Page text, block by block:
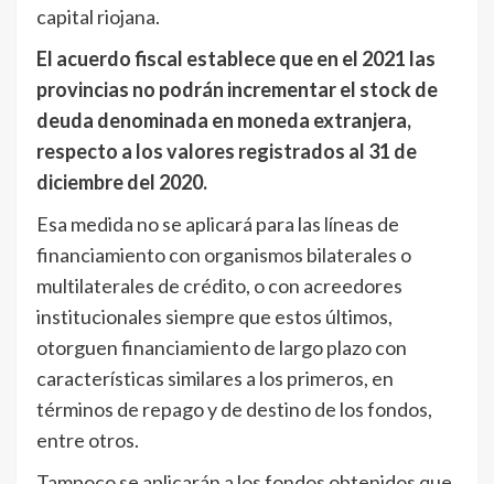
capital riojana.
El acuerdo fiscal establece que en el 2021 las
provincias no podrán incrementar el stock de
deuda denominada en moneda extranjera,
respecto a los valores registrados al 31 de
diciembre del 2020.
Esa medida no se aplicará para las líneas de
financiamiento con organismos bilaterales o
multilaterales de crédito, o con acreedores
institucionales siempre que estos últimos,
otorguen financiamiento de largo plazo con
características similares a los primeros, en
términos de repago y de destino de los fondos,
entre otros.